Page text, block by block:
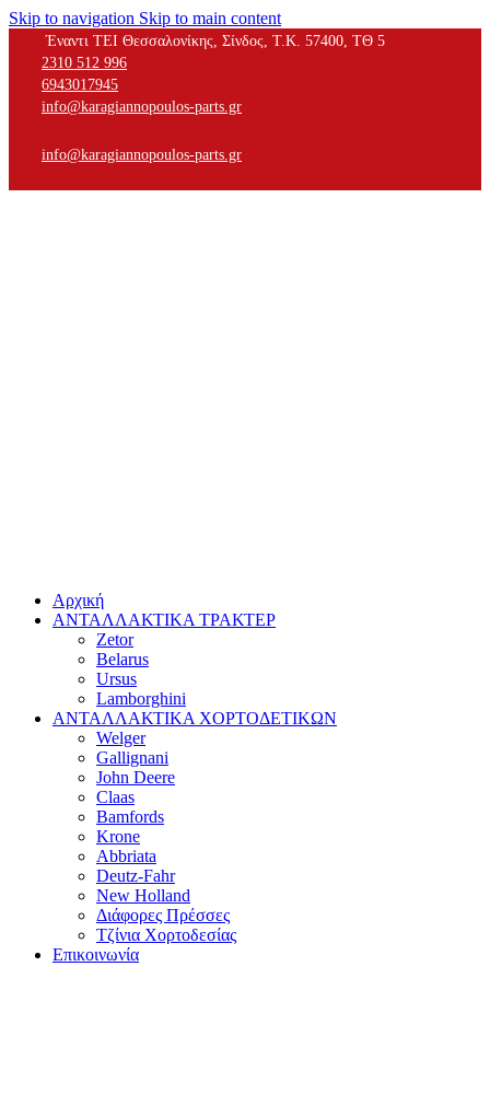
Skip to navigation Skip to main content
Έναντι ΤΕΙ Θεσσαλονίκης, Σίνδος, Τ.Κ. 57400, ΤΘ 5
2310 512 996
6943017945
info@karagiannopoulos-parts.gr
info@karagiannopoulos-parts.gr
Αρχική
ΑΝΤΑΛΛΑΚΤΙΚΑ ΤΡΑΚΤΕΡ
Zetor
Belarus
Ursus
Lamborghini
ΑΝΤΑΛΛΑΚΤΙΚΑ ΧΟΡΤΟΔΕΤΙΚΩΝ
Welger
Gallignani
John Deere
Claas
Bamfords
Krone
Abbriata
Deutz-Fahr
New Holland
Διάφορες Πρέσσες
Τζίνια Χορτοδεσίας
Επικοινωνία